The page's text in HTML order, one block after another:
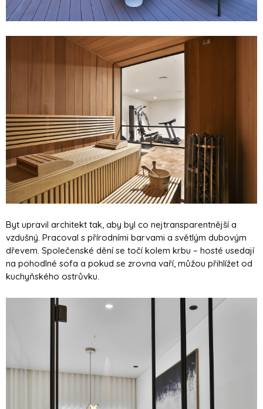
Byt upravil architekt tak, aby byl co nejtransparentnější a
vzdušný. Pracoval s přírodními barvami a světlým dubovým
dřevem. Společenské dění se točí kolem krbu – hosté usedají
na pohodlné sofa a pokud se zrovna vaří, můžou přihlížet od
kuchyňského ostrůvku.